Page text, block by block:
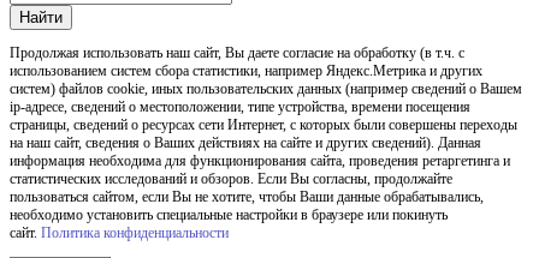
Найти
Продолжая использовать наш cайт, Вы даете согласие на обработку (в т.ч. с
использованием систем сбора статистики, например Яндекс.Метрика и других
систем) файлов cookie, иных пользовательских данных (например сведений о Вашем
ip-адресе, сведений о местоположении, типе устройства, времени посещения
страницы, сведений о ресурсах сети Интернет, с которых были совершены переходы
на наш сайт, сведения о Ваших действиях на сайте и других сведений). Данная
информация необходима для функционирования сайта, проведения ретаргетинга и
статистических исследований и обзоров. Если Вы согласны, продолжайте
пользоваться сайтом, если Вы не хотите, чтобы Ваши данные обрабатывались,
необходимо установить специальные настройки в браузере или покинуть
сайт. Политика конфиденциальности